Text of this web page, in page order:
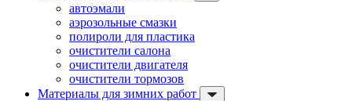
автоэмали
аэрозольные смазки
полироли для пластика
очистители салона
очистители двигателя
очистители тормозов
Материалы для зимних работ